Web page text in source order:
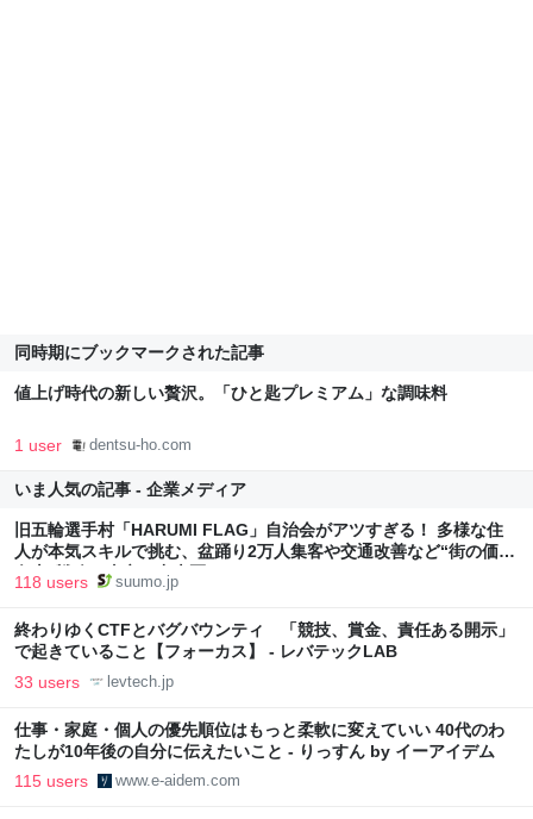
同時期にブックマークされた記事
値上げ時代の新しい贅沢。「ひと匙プレミアム」な調味料
1 user dentsu-ho.com
いま人気の記事 - 企業メディア
旧五輪選手村「HARUMI FLAG」自治会がアツすぎる！ 多様な住
人が本気スキルで挑む、盆踊り2万人集客や交通改善など“街の価値
向上”戦略 東京・中央区
118 users suumo.jp
終わりゆくCTFとバグバウンティ 「競技、賞金、責任ある開示」
で起きていること【フォーカス】 - レバテックLAB
33 users levtech.jp
仕事・家庭・個人の優先順位はもっと柔軟に変えていい 40代のわ
たしが10年後の自分に伝えたいこと - りっすん by イーアイデム
115 users www.e-aidem.com